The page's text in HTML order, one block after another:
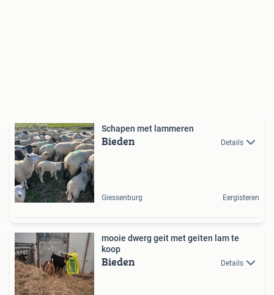
Schapen met lammeren
Bieden Details
Giessenburg Eergisteren
mooie dwerg geit met geiten lam te
koop
Bieden Details